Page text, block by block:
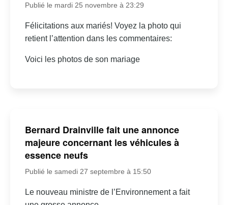
Publié le mardi 25 novembre à 23:29
Félicitations aux mariés! Voyez la photo qui
retient l’attention dans les commentaires:
Voici les photos de son mariage
Bernard Drainville fait une annonce
majeure concernant les véhicules à
essence neufs
Publié le samedi 27 septembre à 15:50
Le nouveau ministre de l’Environnement a fait